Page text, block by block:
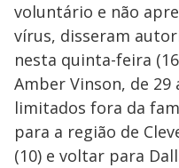
voluntário e não
vírus, disseram
nesta quinta-feira
Amber Vinson, de
limitados fora da
para a região de
(10) e voltar para